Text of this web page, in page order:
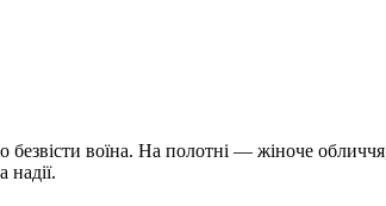
воїна. На полотні — жіноче
надії.